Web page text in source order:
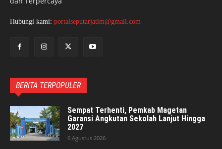
Hubungi kami: portalseputarjatim@gmail.com
BERITA TERPOPULER
Sempat Terhenti, Pemkab Magetan
Garansi Angkutan Sekolah Lanjut Hingga
2027
6 Agustus 2026